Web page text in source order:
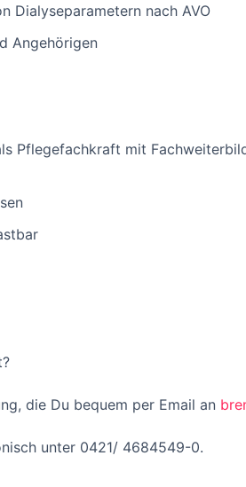
Dialyseparametern nach AVO
Angehörigen
Pflegefachkraft mit
die Du bequem per Email an
unter 0421/ 4684549-0.